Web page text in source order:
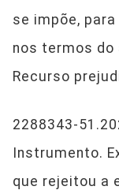
se impõe,
nos termos do
Recurso
2288343-
Instrumento.
que rejeitou a